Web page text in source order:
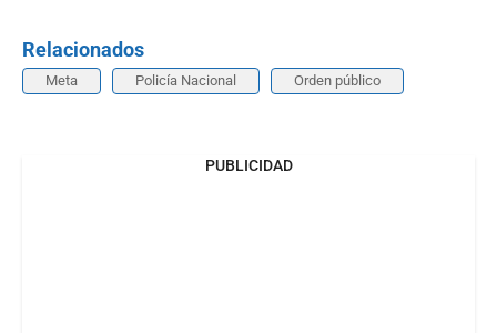
Relacionados
Meta Policía Nacional Orden público
PUBLICIDAD